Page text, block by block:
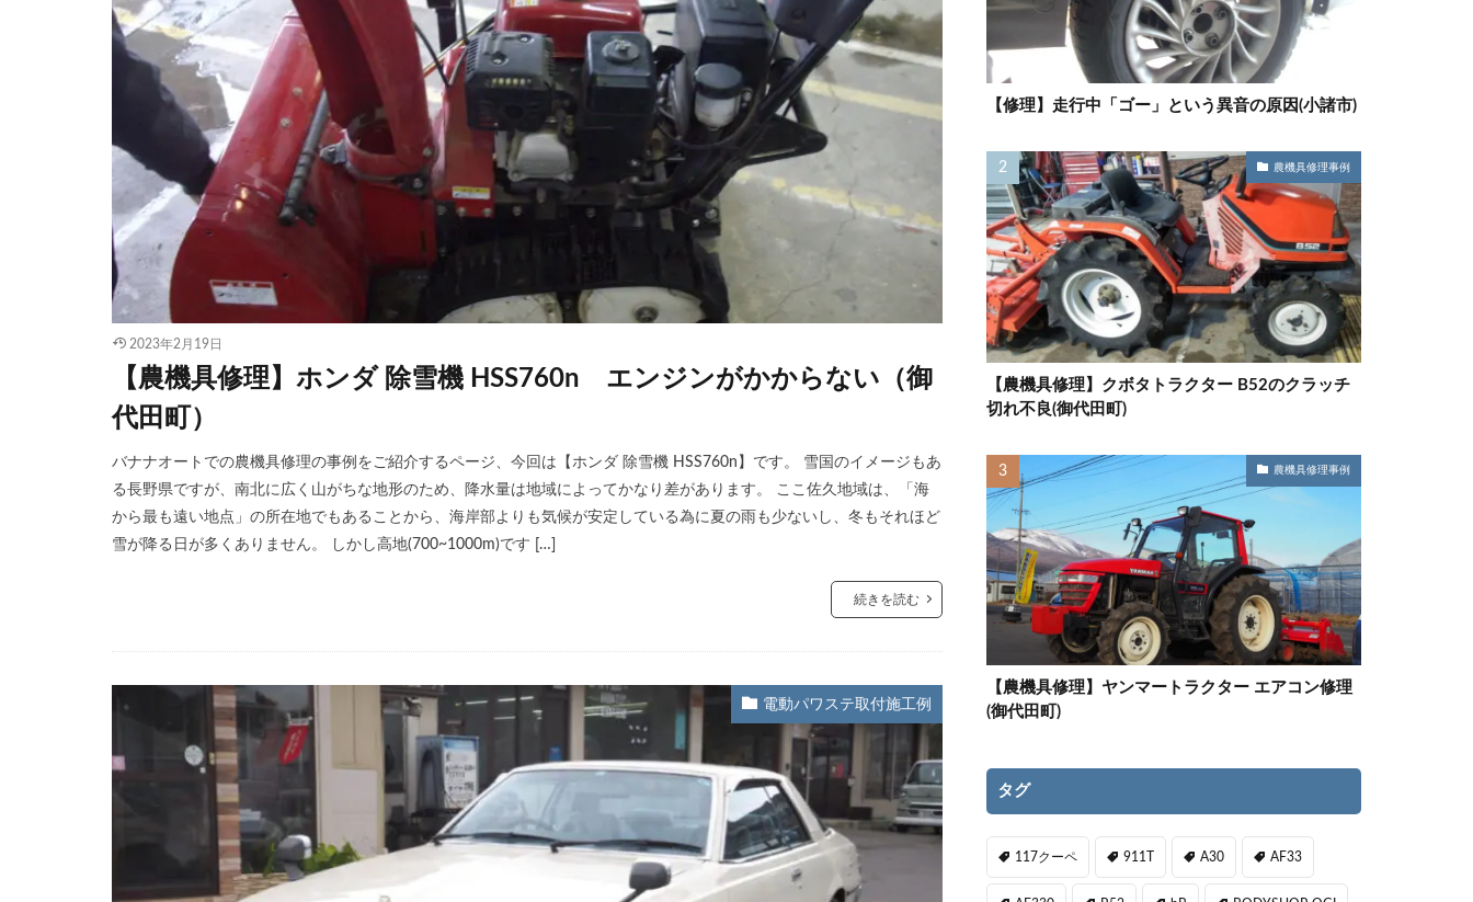
2023年2月19日
【農機具修理】ホンダ 除雪機 HSS760n エンジンがかからない（御
代田町）
バナナオートでの農機具修理の事例をご紹介するページ、今回は【ホンダ 除雪機 HSS760n】です。 雪国のイメージもあ
る長野県ですが、南北に広く山がちな地形のため、降水量は地域によってかなり差があります。 ここ佐久地域は、「海
から最も遠い地点」の所在地でもあることから、海岸部よりも気候が安定している為に夏の雨も少ないし、冬もそれほど
雪が降る日が多くありません。 しかし高地(700~1000m)です […]
続きを読む
電動パワステ取付施工例
【修理】走行中「ゴー」という異音の原因(小諸市)
農機具修理事例
【農機具修理】クボタトラクター B52のクラッチ
切れ不良(御代田町)
農機具修理事例
【農機具修理】ヤンマートラクター エアコン修理
(御代田町)
タグ
117クーペ 911T A30 AF33